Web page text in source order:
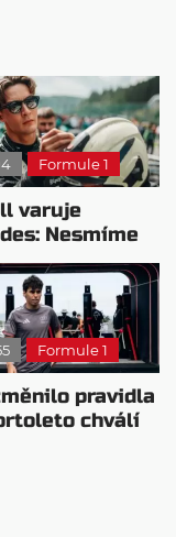
Formule 1
varuje
Nesmíme
na vavřínech
Formule 1
pravidla
chválí